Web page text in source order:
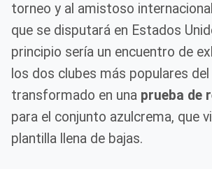
torneo y al amistoso
que se disputará en Estados
principio sería un encuentro de
los dos clubes más populares
transformado en una prueba de
para el conjunto azulcrema, que
plantilla llena de bajas.